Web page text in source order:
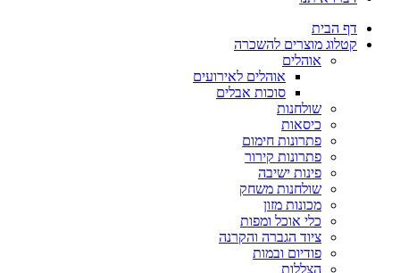
דף הבית
קטלוג מוצרים להשכרה
אוהלים
אוהלים לאירועים
סוכות אבלים
שולחנות
כיסאות
פתרונות חימום
פתרונות קירור
פינות ישיבה
שולחנות משחק
מכונות מזון
כלי אוכל ומפות
ציוד הגברה והקרנה
פודיום ובמות
הצללות